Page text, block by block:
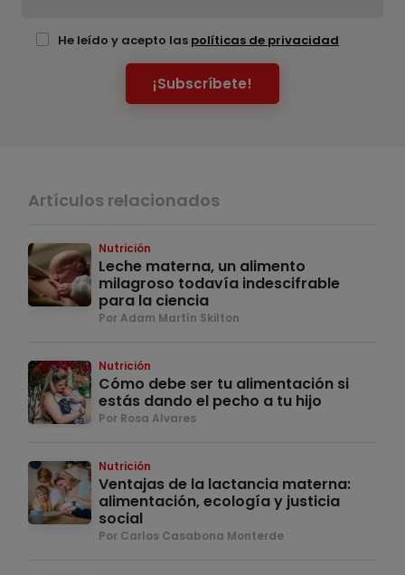
He leído y acepto las políticas de privacidad
¡Subscríbete!
Artículos relacionados
Nutrición
Leche materna, un alimento
milagroso todavía indescifrable
para la ciencia
Por Adam Martín Skilton
Nutrición
Cómo debe ser tu alimentación si
estás dando el pecho a tu hijo
Por Rosa Alvares
Nutrición
Ventajas de la lactancia materna:
alimentación, ecología y justicia
social
Por Carlos Casabona Monterde